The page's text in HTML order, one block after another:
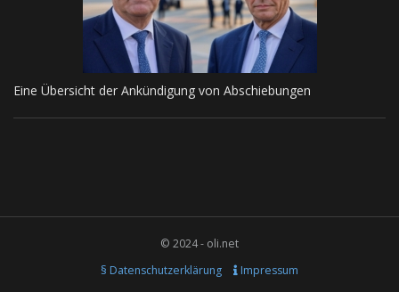
Eine Übersicht der Ankündigung von Abschiebungen
© 2024 - oli.net
§ Datenschutzerklärung
Impressum